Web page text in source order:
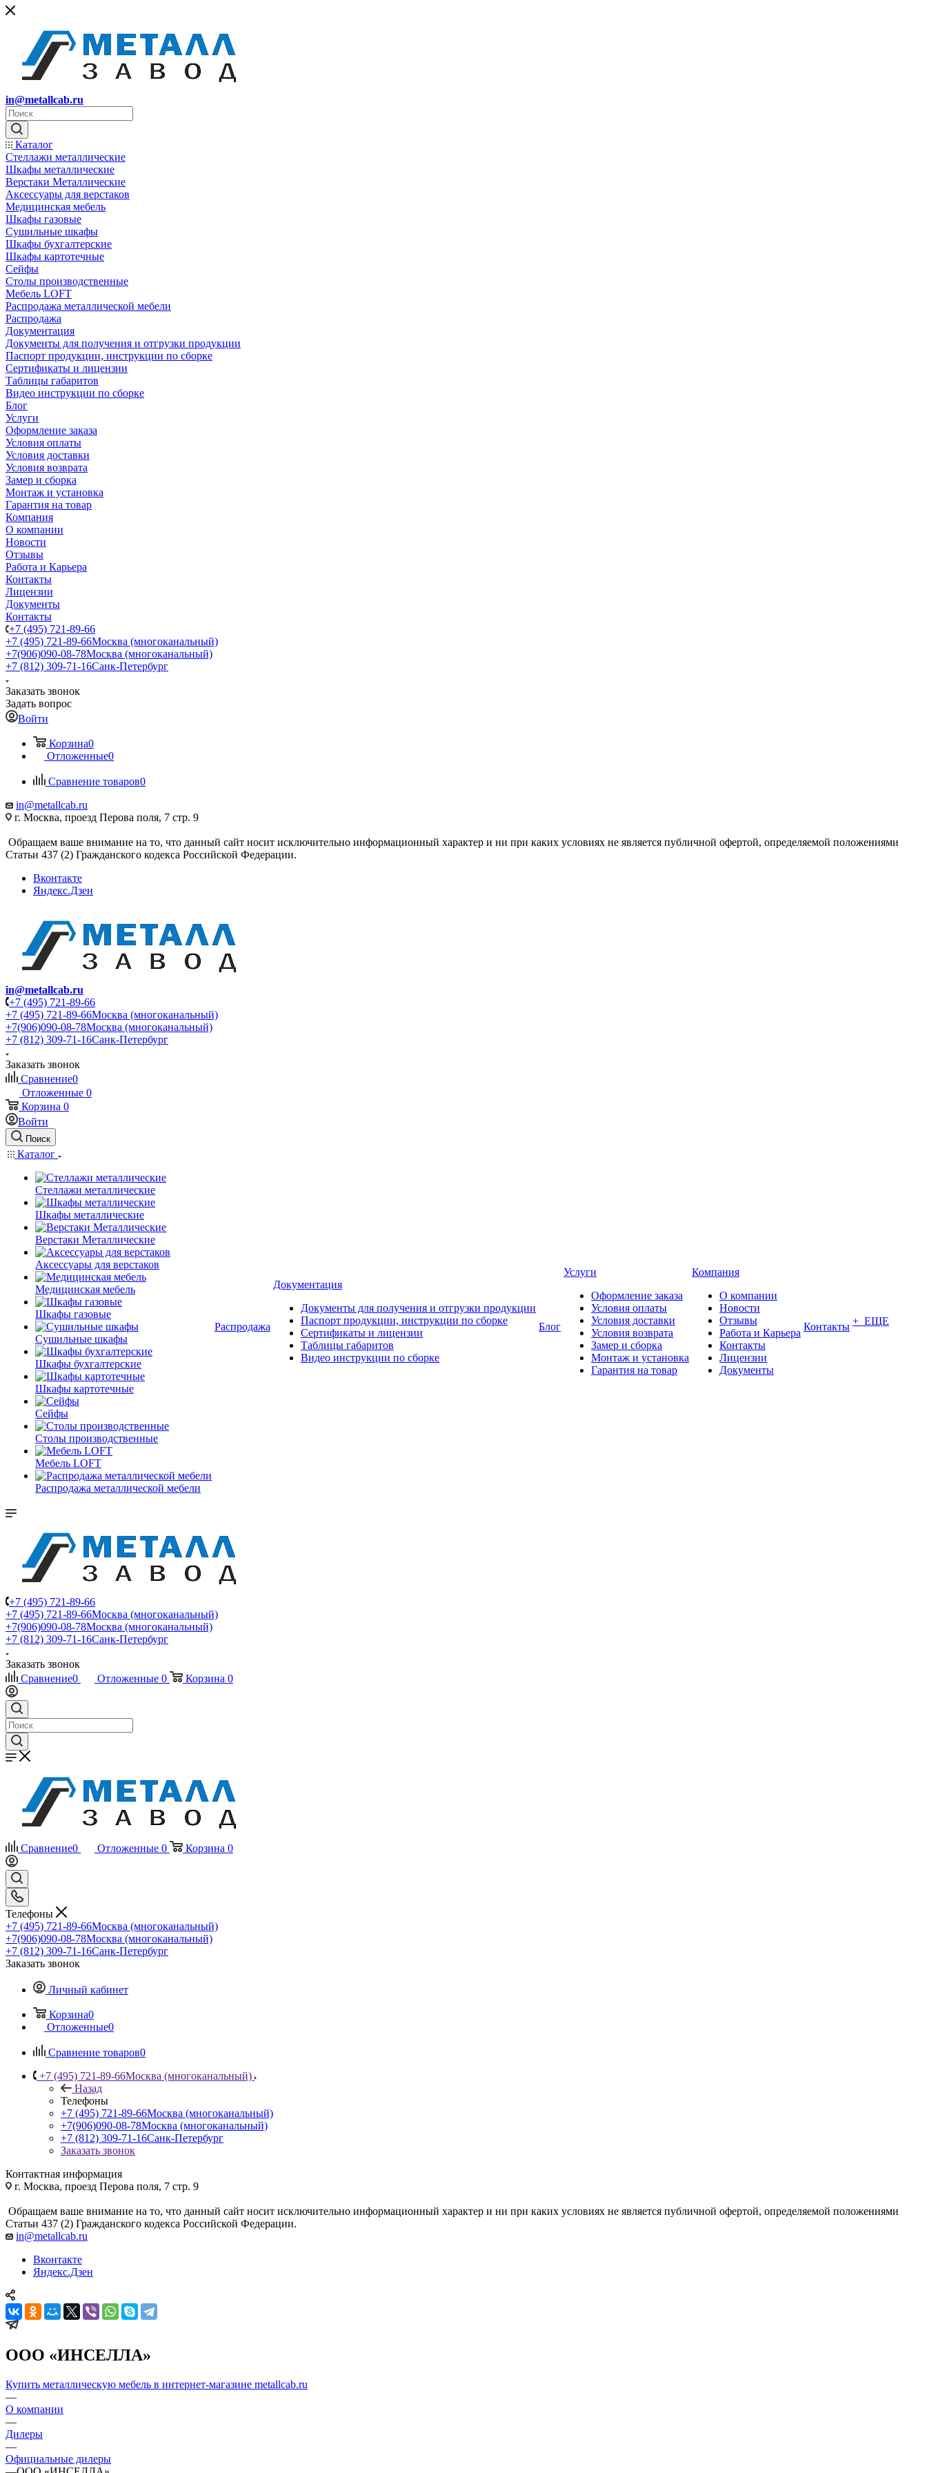
in@metallcab.ru
Каталог
Стеллажи металлические
Шкафы металлические
Верстаки Металлические
Аксессуары для верстаков
Медицинская мебель
Шкафы газовые
Сушильные шкафы
Шкафы бухгалтерские
Шкафы картотечные
Сейфы
Столы производственные
Мебель LOFT
Распродажа металлической мебели
Распродажа
Документация
Документы для получения и отгрузки продукции
Паспорт продукции, инструкции по сборке
Сертификаты и лицензии
Таблицы габаритов
Видео инструкции по сборке
Блог
Услуги
Оформление заказа
Условия оплаты
Условия доставки
Условия возврата
Замер и сборка
Монтаж и установка
Гарантия на товар
Компания
О компании
Новости
Отзывы
Работа и Карьера
Контакты
Лицензии
Документы
Контакты
+7 (495) 721-89-66
+7 (495) 721-89-66Москва (многоканальный)
+7(906)090-08-78Москва (многоканальный)
+7 (812) 309-71-16Санк-Петербург
Заказать звонок
Задать вопрос
Войти
Корзина0
Отложенные0
Сравнение товаров0
in@metallcab.ru
г. Москва, проезд Перова поля, 7 стр. 9
Обращаем ваше внимание на то, что данный сайт носит исключительно информационный характер и ни при каких условиях не является публичной офертой, определяемой положениями
Статьи 437 (2) Гражданского кодекса Российской Федерации.
Вконтакте
Яндекс.Дзен
in@metallcab.ru
+7 (495) 721-89-66
+7 (495) 721-89-66Москва (многоканальный)
+7(906)090-08-78Москва (многоканальный)
+7 (812) 309-71-16Санк-Петербург
Заказать звонок
Сравнение0
Отложенные 0
Корзина 0
Войти
Поиск
Каталог
Стеллажи металлические
Шкафы металлические
Верстаки Металлические
Аксессуары для верстаков
Медицинская мебель
Шкафы газовые
Сушильные шкафы
Шкафы бухгалтерские
Шкафы картотечные
Сейфы
Столы производственные
Мебель LOFT
Распродажа металлической мебели
Распродажа
Документация
Документы для получения и отгрузки продукции
Паспорт продукции, инструкции по сборке
Сертификаты и лицензии
Таблицы габаритов
Видео инструкции по сборке
Блог
Услуги
Оформление заказа
Условия оплаты
Условия доставки
Условия возврата
Замер и сборка
Монтаж и установка
Гарантия на товар
Компания
О компании
Новости
Отзывы
Работа и Карьера
Контакты
Лицензии
Документы
Контакты + ЕЩЕ
+7 (495) 721-89-66
+7 (495) 721-89-66Москва (многоканальный)
+7(906)090-08-78Москва (многоканальный)
+7 (812) 309-71-16Санк-Петербург
Заказать звонок
Сравнение0 Отложенные 0 Корзина 0
Сравнение0 Отложенные 0 Корзина 0
Телефоны
+7 (495) 721-89-66Москва (многоканальный)
+7(906)090-08-78Москва (многоканальный)
+7 (812) 309-71-16Санк-Петербург
Заказать звонок
Личный кабинет
Корзина0
Отложенные0
Сравнение товаров0
+7 (495) 721-89-66Москва (многоканальный)
Назад
Телефоны
+7 (495) 721-89-66Москва (многоканальный)
+7(906)090-08-78Москва (многоканальный)
+7 (812) 309-71-16Санк-Петербург
Заказать звонок
Контактная информация
г. Москва, проезд Перова поля, 7 стр. 9
Обращаем ваше внимание на то, что данный сайт носит исключительно информационный характер и ни при каких условиях не является публичной офертой, определяемой положениями
Статьи 437 (2) Гражданского кодекса Российской Федерации.
in@metallcab.ru
Вконтакте
Яндекс.Дзен
ООО «ИНСЕЛЛА»
Купить металлическую мебель в интернет-магазине metallcab.ru
—
О компании
—
Дилеры
—
Официальные дилеры